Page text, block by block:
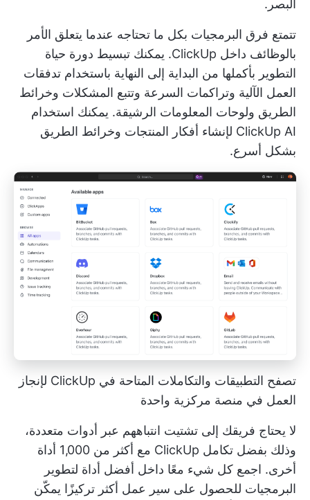
البصر.
تتمتع فرق البرمجيات بكل ما تحتاجه عندما يتعلق الأمر
بالوظائف داخل ClickUp. يمكنك تبسيط دورة حياة
التطوير بأكملها من البداية إلى النهاية باستخدام تدفقات
العمل الآلية وتراكمات السرعة وتتبع المشكلات وخرائط
الطريق ولوحات المعلومات الرشيقة. يمكنك استخدام
ClickUp AI لإنشاء أفكار المنتجات وخرائط الطريق
بشكل أسرع.
تصفح التطبيقات والتكاملات المتاحة في ClickUp لإنجاز
العمل في منصة مركزية واحدة
لا يحتاج فريقك إلى تشتيت انتباههم عبر أدوات متعددة،
وذلك بفضل تكامل ClickUp
مع أكثر من 1,000 أداة
أخرى. اجمع كل شيء معًا داخل أفضل أداة لتطوير
البرمجيات للحصول على سير عمل أكثر تركيزًا يمكّن